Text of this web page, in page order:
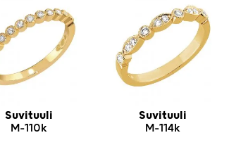
Suvituuli
M-110k
Suvituuli
M-114k